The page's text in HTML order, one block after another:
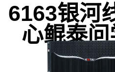
6163银河
心鲲泰